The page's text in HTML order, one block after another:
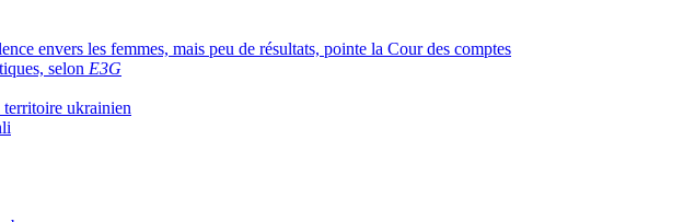
envers les femmes, mais peu de résultats, pointe la Cour des comptes
selon E3G
ukrainien